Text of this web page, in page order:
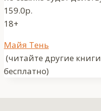
159.0р.
18+
Метки
записи:
Майя Тень
(читайте другие
бесплатно)